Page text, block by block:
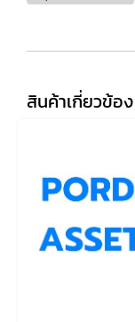
สินค้าเกี่ยวข้อง